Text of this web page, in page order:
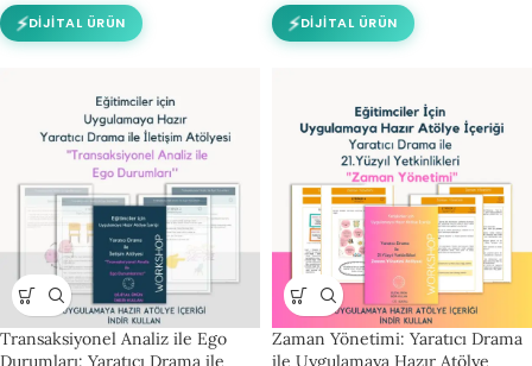
⚡DIJITAL ÜRÜN
⚡DIJITAL ÜRÜN
Transaksiyonel Analiz ile Ego
Durumları: Yaratıcı Drama ile
Zaman Yönetimi: Yaratıcı Drama
ile Uygulamaya Hazır Atölye